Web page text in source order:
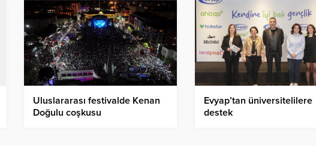
Uluslararası festivalde Kenan
Doğulu coşkusu
Evyap’tan üniversitelilere
destek